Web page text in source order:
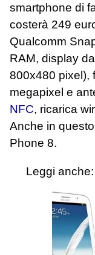
smartphone di
costerà 249
Qualcomm
RAM, display
800x480 pixel),
megapixel e
NFC, ricarica
Anche in
Phone 8.
Leggi anche: